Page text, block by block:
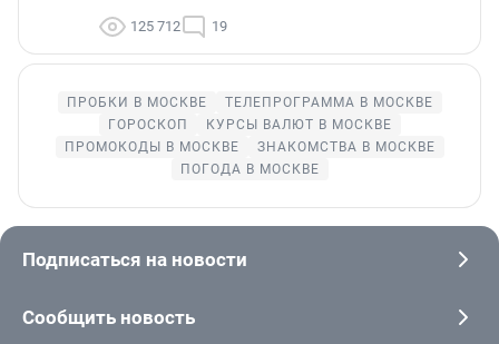
125 712 19
ПРОБКИ В МОСКВЕ
ТЕЛЕПРОГРАММА В МОСКВЕ
ГОРОСКОП
КУРСЫ ВАЛЮТ В МОСКВЕ
ПРОМОКОДЫ В МОСКВЕ
ЗНАКОМСТВА В МОСКВЕ
ПОГОДА В МОСКВЕ
Подписаться на новости
Сообщить новость